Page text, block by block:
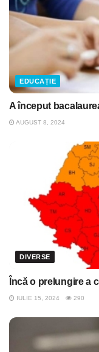
EDUCAȚIE
A început
AUGUST 8, 2024
DIVERSE
Încă o prelungire a
IULIE 15, 2024 290